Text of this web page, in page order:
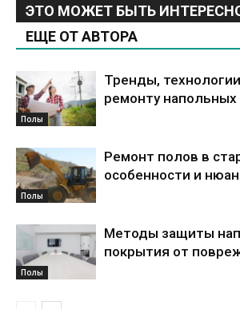
ЭТО МОЖЕТ БЫТЬ
ЕЩЕ ОТ АВТОРА
Полы
Тренды,
ремонту
Полы
Ремонт полов в
особенности и
Полы
Методы защиты
покрытия от